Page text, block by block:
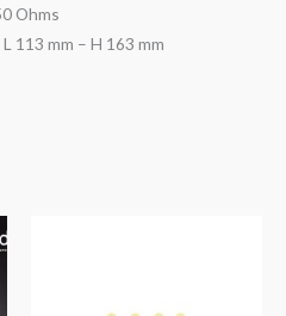
Ohms
113 mm – H 163 mm